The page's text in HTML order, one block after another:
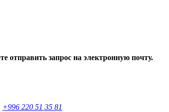
запрос на электронную почту.
+996 220 51 35 81